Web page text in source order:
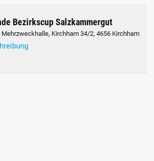
Bezirkscup Salzkammergut
Mehrzweckhalle, Kirchham 34/2, 4656 Kirchham